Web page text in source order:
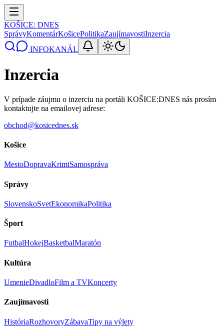
KOŠICE: DNES
SprávyKomentárKošicePolitikaZaujímavostiInzercia
INFOKANÁL
Inzercia
V prípade záujmu o inzerciu na portáli KOŠICE:DNES nás prosím
kontaktujte na emailovej adrese:
obchod@kosicednes.sk
Košice
MestoDopravaKrimiSamospráva
Správy
SlovenskoSvetEkonomikaPolitika
Šport
FutbalHokejBasketbalMaratón
Kultúra
UmenieDivadloFilm a TVKoncerty
Zaujímavosti
HistóriaRozhovoryZábavaTipy na výlety